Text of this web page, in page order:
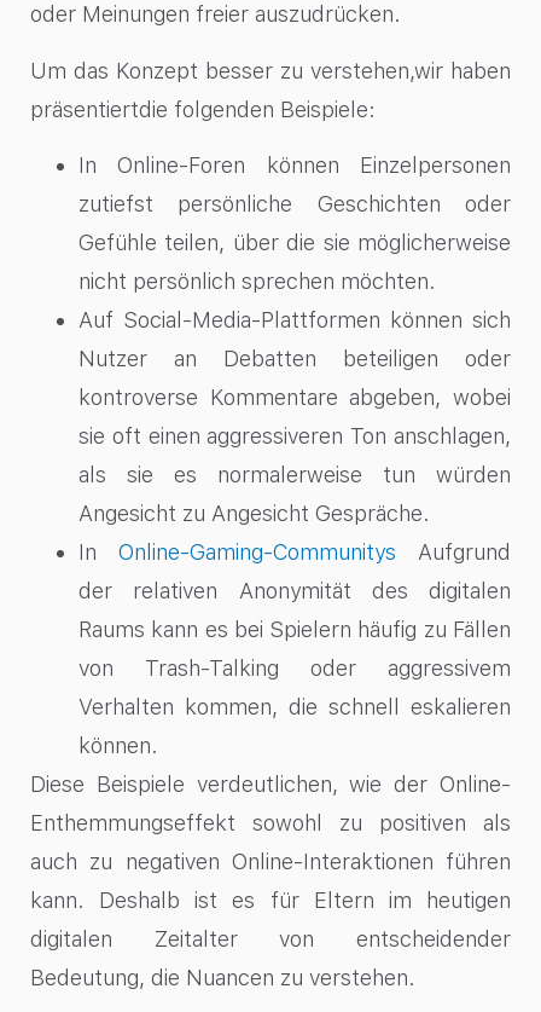
oder Meinungen freier auszudrücken.
Um das Konzept besser zu verstehen,wir haben
präsentiertdie folgenden Beispiele:
In Online-Foren können Einzelpersonen
zutiefst persönliche Geschichten oder
Gefühle teilen, über die sie möglicherweise
nicht persönlich sprechen möchten.
Auf Social-Media-Plattformen können sich
Nutzer an Debatten beteiligen oder
kontroverse Kommentare abgeben, wobei
sie oft einen aggressiveren Ton anschlagen,
als sie es normalerweise tun würden
Angesicht zu Angesicht Gespräche.
In Online-Gaming-Communitys Aufgrund
der relativen Anonymität des digitalen
Raums kann es bei Spielern häufig zu Fällen
von Trash-Talking oder aggressivem
Verhalten kommen, die schnell eskalieren
können.
Diese Beispiele verdeutlichen, wie der Online-
Enthemmungseffekt sowohl zu positiven als
auch zu negativen Online-Interaktionen führen
kann. Deshalb ist es für Eltern im heutigen
digitalen Zeitalter von entscheidender
Bedeutung, die Nuancen zu verstehen.